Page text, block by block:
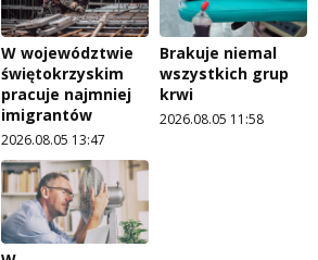
W województwie
świętokrzyskim
pracuje najmniej
imigrantów
2026.08.05 13:47
Brakuje niemal
wszystkich grup
krwi
2026.08.05 11:58